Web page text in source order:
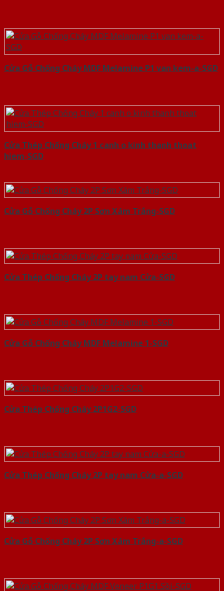
Cửa Gỗ Chống Cháy MDF Melamine P1 van kem-a-SGD
Cửa Thép Chống Cháy 1 canh o kinh thanh thoat
hiem-SGD
Cửa Gỗ Chống Cháy 2P Sơn Xám Trắng-SGD
Cửa Thép Chống Cháy 2P tay nam Cửa-SGD
Cửa Gỗ Chống Cháy MDF Melamine 1-SGD
Cửa Thép Chống Cháy 2P1G2-SGD
Cửa Thép Chống Cháy 2P tay nam Cửa-a-SGD
Cửa Gỗ Chống Cháy 2P Sơn Xám Trắng-a-SGD